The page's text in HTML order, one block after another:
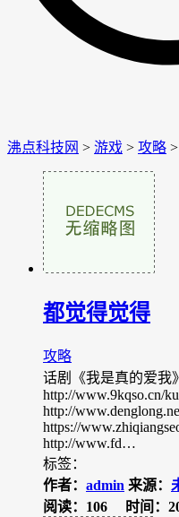
沸点科技网 > 游戏 > 攻略 >
都觉得觉得
攻略
话剧《我是真的爱我
http://www.9kqso.cn/
http://
https://
http://www.fd…
标签：
作者： admin 来源：
阅读：106
时间：